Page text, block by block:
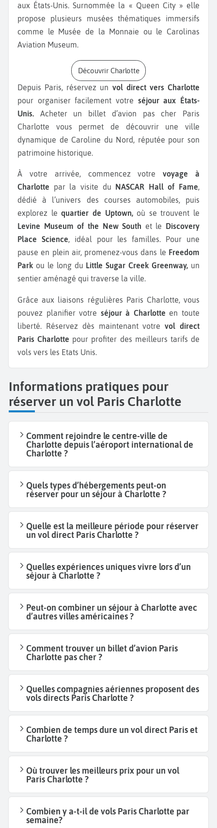
aux États-Unis. Surnommée la « Queen City » elle
propose plusieurs musées thématiques immersifs
comme le Musée de la Monnaie ou le Carolinas
Aviation Museum.
Découvrir Charlotte
Depuis Paris, réservez un vol direct vers Charlotte
pour organiser facilement votre séjour aux États-
Unis. Acheter un billet d’avion pas cher Paris
Charlotte vous permet de découvrir une ville
dynamique de Caroline du Nord, réputée pour son
patrimoine historique.
À votre arrivée, commencez votrevoyage à
Charlotte par la visite du NASCAR Hall of Fame,
dédié à l’univers des courses automobiles, puis
explorez lequartier de Uptown,où se trouvent le
Levine Museum of the New South et le
Discovery
Place Science, idéal pour les familles. Pour une
pause en plein air, promenez-vous dans le Freedom
Park ou le long du Little Sugar Creek Greenway, un
sentier aménagé qui traverse la ville.
Grâce aux liaisons régulières Paris Charlotte, vous
pouvez planifier votre séjour à Charlotte en toute
liberté. Réservez dès maintenant votrevol direct
Paris Charlotte pour profiter des meilleurs tarifs de
vols vers les Etats Unis.
Informations pratiques pour
réserver un vol Paris Charlotte
Comment rejoindre le centre-ville de
Charlotte depuis l’aéroport international de
Charlotte ?
Quels types d’hébergements peut-on
réserver pour un séjour à Charlotte ?
Quelle est la meilleure période pour réserver
un vol direct Paris Charlotte ?
Quelles expériences uniques vivre lors d’un
séjour à Charlotte ?
Peut-on combiner un séjour à Charlotte avec
d’autres villes américaines ?
Comment trouver un billet d’avion Paris
Charlotte pas cher ?
Quelles compagnies aériennes proposent des
vols directs Paris Charlotte ?
Combien de temps dure un vol direct Paris et
Charlotte ?
Où trouver les meilleurs prix pour un vol
Paris Charlotte ?
Combien y a-t-il de vols Paris Charlotte par
semaine?